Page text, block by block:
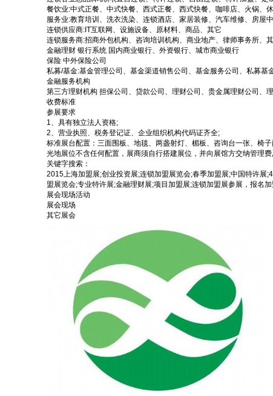
餐饮业:中式正餐、中式快餐、西式正餐、西式快餐、咖啡店、火锅、
服务业:教育培训、洗衣洗染、连锁酒店、家居装修、汽车维修、房屋
连锁供应商:IT互联网、设施设备、原材料、商品、其它
连锁服务商:招商外包机构、咨询培训机构、商业地产、律师事务所、
金融理财 银行系统 国内商业银行、外资银行、城市商业银行
保险 中外保险公司
私募/基金:基金管理公司、基金渠道销售公司、基金服务公司、私募基
金融服务机构
第三方理财机构 担保公司、贷款公司、理财公司、贵金属理财公司、
收费标准
参展要求
1、具有独立法人资格;
2、营业执照、税务登记证、企业组织机构代码证齐全;
标准展台配置：三面围板、地毯、两盏射灯、楣板、咨询台一张、椅子
光地展位不含任何配置，展商须自行搭建展位，并向展馆方交纳管理费
关键字搜索：
2015上海加盟展;创业投资展;连锁加盟展览会;春季加盟展;中国特许展
盟展览会;专业特许展;金融理财展;项目加盟展;连锁加盟展参展，报名
展会现场活动
展会现场
其它展会